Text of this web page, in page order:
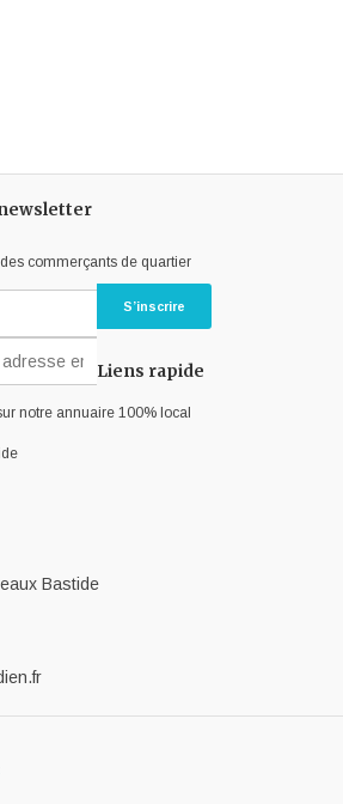
commerçants de quartier
Liens rapide
notre annuaire 100% local
Bastide